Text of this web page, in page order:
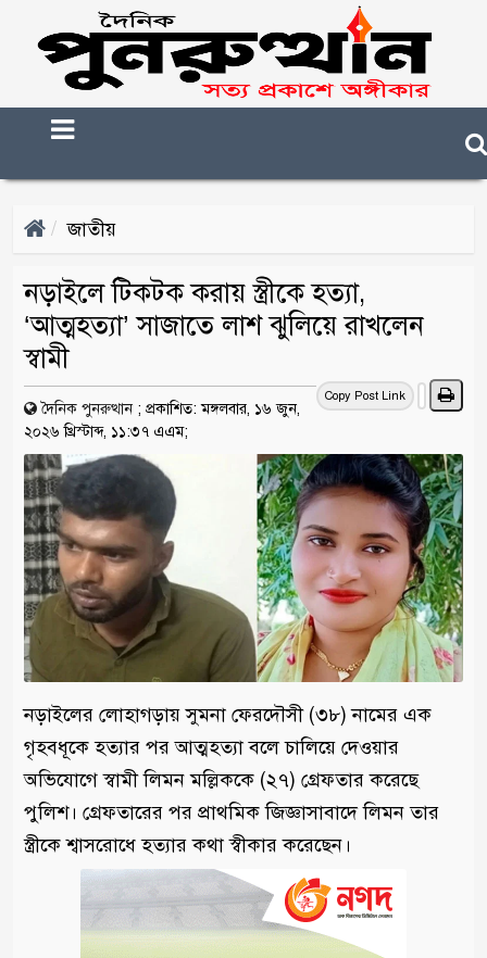
জাতীয়
নড়াইলে টিকটক করায় স্ত্রীকে হত্যা,
‘আত্মহত্যা’ সাজাতে লাশ ঝুলিয়ে রাখলেন
স্বামী
Copy Post Link
দৈনিক পুনরুত্থান ; প্রকাশিত: মঙ্গলবার, ১৬ জুন,
২০২৬ খ্রিস্টাব্দ, ১১:৩৭ এএম;
নড়াইলের লোহাগড়ায় সুমনা ফেরদৌসী (৩৮) নামের এক
গৃহবধূকে হত্যার পর আত্মহত্যা বলে চালিয়ে দেওয়ার
অভিযোগে স্বামী লিমন মল্লিককে (২৭) গ্রেফতার করেছে
পুলিশ। গ্রেফতারের পর প্রাথমিক জিজ্ঞাসাবাদে লিমন তার
স্ত্রীকে শ্বাসরোধে হত্যার কথা স্বীকার করেছেন।